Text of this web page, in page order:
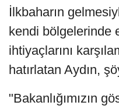
İlkbaharın
kendi bölgelerinde
ihtiyaçlarını
hatırlatan Aydın,
"Bakanlığımızın